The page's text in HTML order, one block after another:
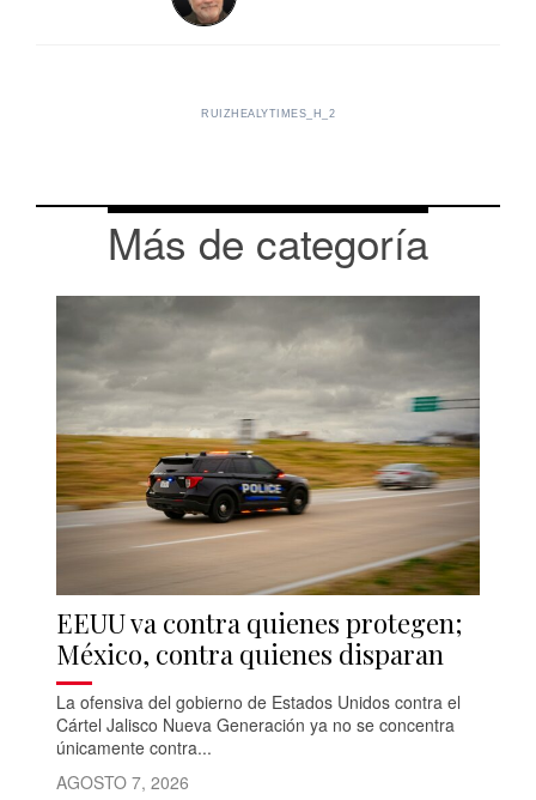
RUIZHEALYTIMES_H_2
Más de categoría
EEUU va contra quienes protegen;
México, contra quienes disparan
La ofensiva del gobierno de Estados Unidos contra el
Cártel Jalisco Nueva Generación ya no se concentra
únicamente contra...
AGOSTO 7, 2026